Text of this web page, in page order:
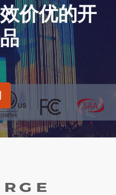
价优的开